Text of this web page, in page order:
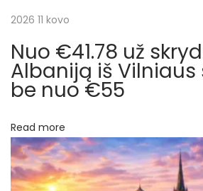
a
t
a
r
p
n
d
ą
i
a
t
g
a
2026 11 kovo
Nuo €41.78 už
Albaniją iš Vilniaus
be nuo €55
Read more